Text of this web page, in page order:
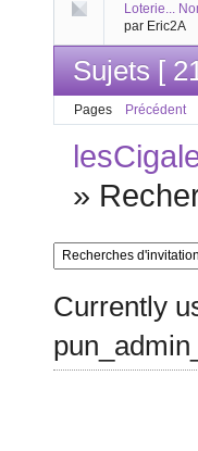
Loterie...
par Eric2A
Sujets [
Pages Précédent
»
Currently